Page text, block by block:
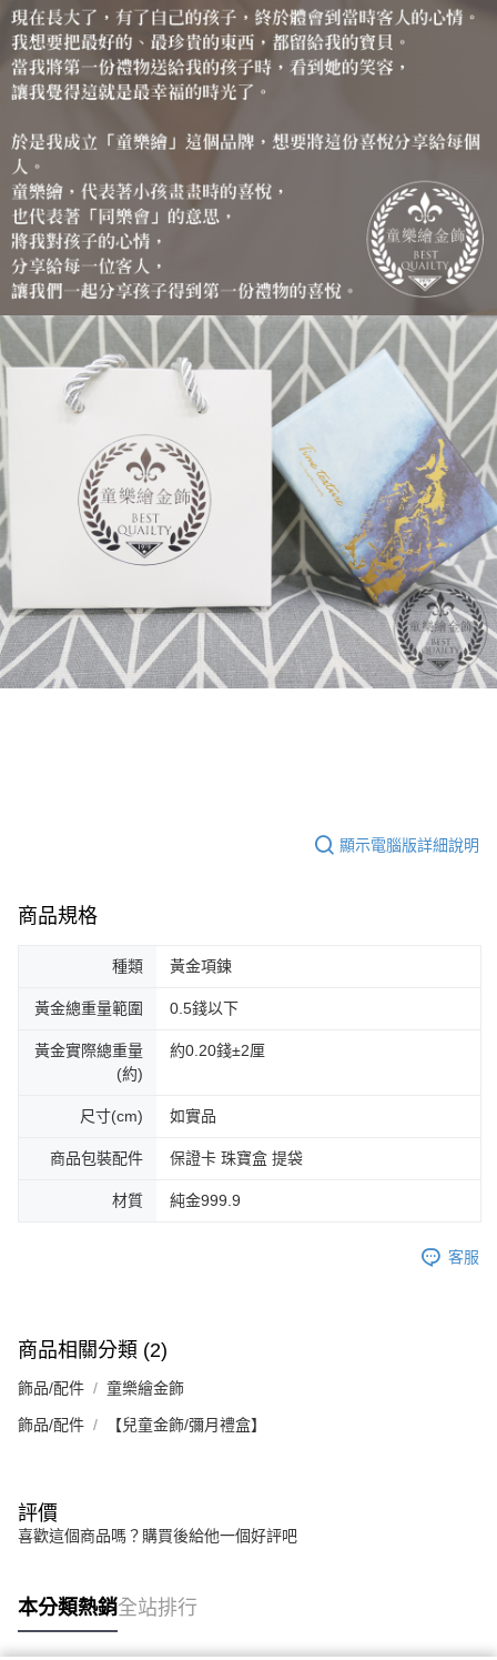
顯示電腦版詳細說明
商品規格
種類 黃金項鍊
黃金總重量範圍 0.5錢以下
黃金實際總重量
(約)
約0.20錢±2厘
尺寸(cm) 如實品
商品包裝配件 保證卡 珠寶盒 提袋
材質 純金999.9
客服
商品相關分類 (2)
飾品/配件 童樂繪金飾
飾品/配件 【兒童金飾/彌月禮盒】
評價
喜歡這個商品嗎？購買後給他一個好評吧
本分類熱銷全站排行